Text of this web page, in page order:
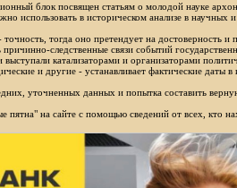
блок посвящен статьям о молодой науке
использовать в историческом анализе в научных
тогда оно претендует на достоверность и
следственные связи событий
выступали катализаторами и организаторами
и другие - устанавливает фактические даты в
уточненных данных и попытка составить
пятна" на сайте с помощью сведений от всех, кто